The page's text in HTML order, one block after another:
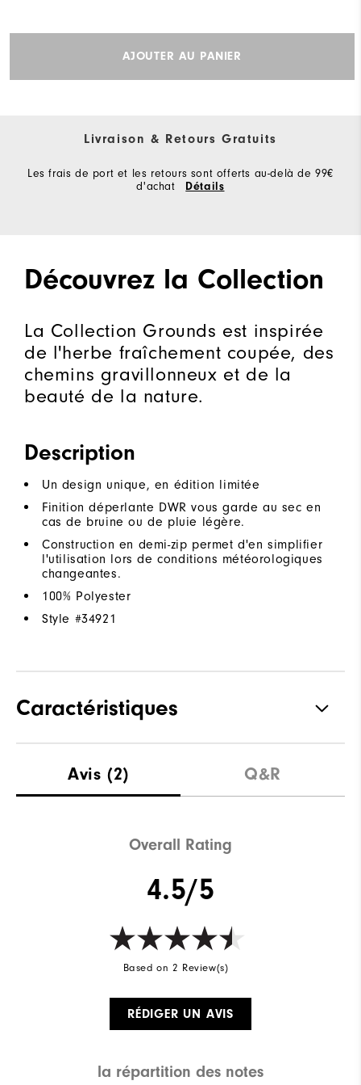
AJOUTER AU PANIER
Livraison & Retours Gratuits
Les frais de port et les retours sont offerts au-delà de 99€
d'achat
Détails
Découvrez la Collection
La Collection Grounds est inspirée
de l'herbe fraîchement coupée, des
chemins gravillonneux et de la
beauté de la nature.
Description
Un design unique, en édition limitée
Finition déperlante DWR vous garde au sec en
cas de bruine ou de pluie légère.
Construction en demi-zip permet d'en simplifier
l'utilisation lors de conditions météorologiques
changeantes.
100% Polyester
Style #34921
Caractéristiques
Waterproof Water Resistant
Avis (2) Q&R
Overall Rating
4.5/5
Based on 2 Review(s)
RÉDIGER UN AVIS
la répartition des notes